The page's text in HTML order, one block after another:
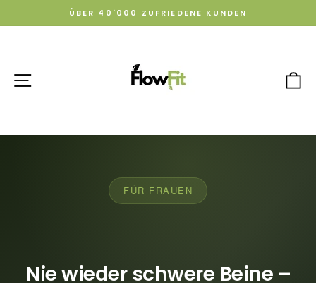
zum
Pause
ÜBER 40'000 ZUFRIEDENE KUNDEN
Seitennavigation
FÜR FRAUEN
Nie wieder schwere Beine –